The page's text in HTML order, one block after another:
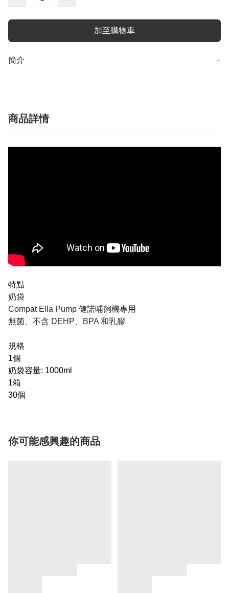
加至購物車
簡介 −
商品詳情
特點
奶袋
Compat Ella Pump 健諾哺飼機專用
無菌、不含 DEHP、BPA 和乳膠
規格
1個
奶袋容量: 1000ml
1箱
30個
你可能感興趣的商品